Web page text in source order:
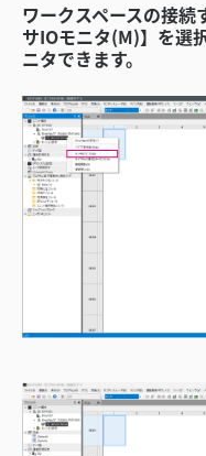
ワークスペースの接
サIOモニタ(M)】を選
ニタできます。